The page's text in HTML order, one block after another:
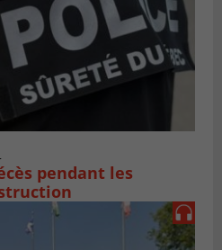
pendant les